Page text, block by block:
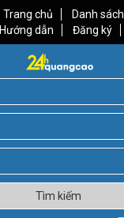
Trang chủ Danh sách
Hướng dẫn Đăng ký
Tìm kiếm